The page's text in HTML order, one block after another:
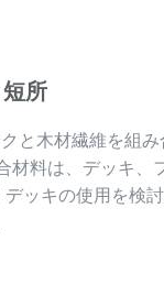
所
と木材繊維を組
材料は、デッキ、
ッキの使用を検